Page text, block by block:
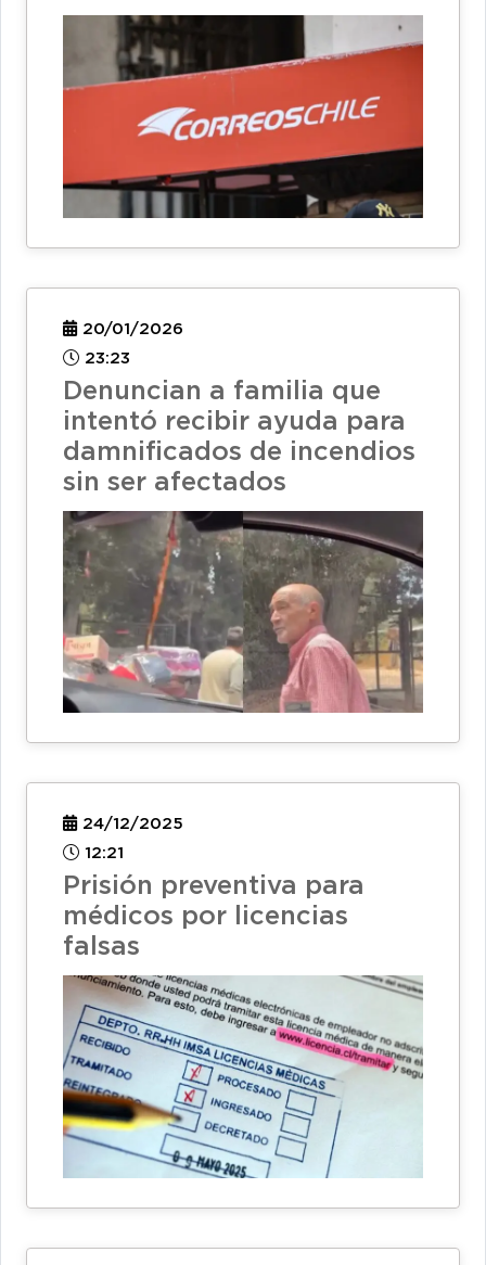
20/01/2026
23:23
Denuncian a familia que
intentó recibir ayuda para
damnificados de incendios
sin ser afectados
24/12/2025
12:21
Prisión preventiva para
médicos por licencias
falsas